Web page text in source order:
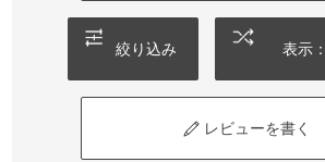
絞り込み 表示
レビューを書く